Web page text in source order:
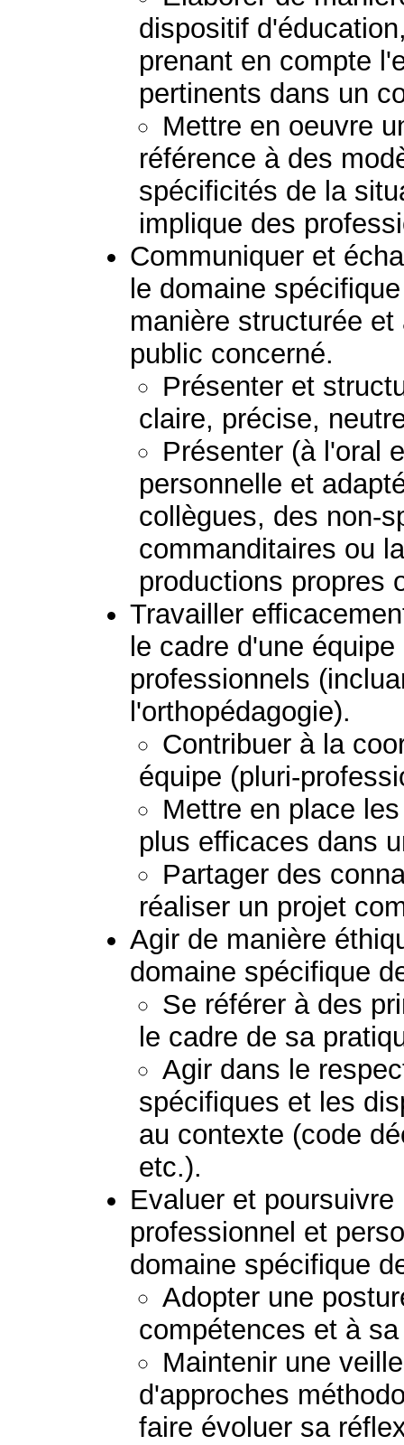
dispositif
prenant en compte
pertinents dans un
Mettre en oeuvre
référence à des
spécificités de la
implique des
Communiquer et
le domaine
manière structurée
public concerné.
Présenter et
claire, précise,
Présenter (à l'oral
personnelle et
collègues, des non-
commanditaires ou
productions propres
Travailler
le cadre d'une
professionnels
l'orthopédagogie).
Contribuer à la
équipe (pluri-
Mettre en place
plus efficaces dans
Partager des
réaliser un projet
Agir de manière
domaine spécifique
Se référer à des
le cadre de sa
Agir dans le
spécifiques et les
au contexte (code
etc.).
Evaluer et
professionnel et
domaine spécifique
Adopter une
compétences et à
Maintenir une
d'approches
faire évoluer sa